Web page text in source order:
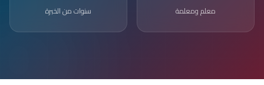
معلم ومعلمة سنوات من الخبرة